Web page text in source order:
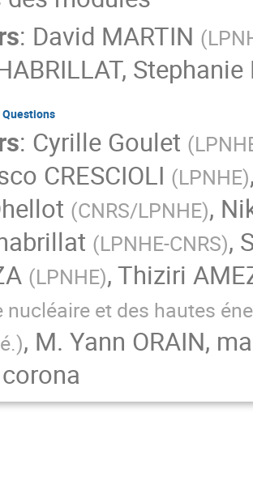
: David MARTIN (
, Stephanie
: Cyrille Goulet (
CRESCIOLI (LPNHE)
(CNRS/LPNHE),
(LPNHE-CNRS),
(LPNHE),Thiziri
nucléaire et des hautes
), M. Yann ORAIN,